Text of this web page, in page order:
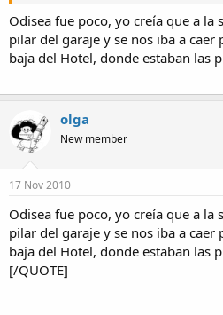
Odisea fue poco, yo creía que a
pilar del garaje y se nos iba a
baja del Hotel, donde estaban las
olga
New member
17 Nov 2010
Odisea fue poco, yo creía que a
pilar del garaje y se nos iba a
baja del Hotel, donde estaban las
[/QUOTE]